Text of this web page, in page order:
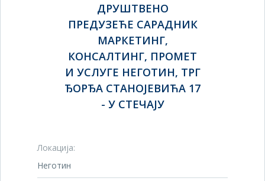
ДРУШТВЕНО
ПРЕДУЗЕЋЕ САРАДНИК
МАРКЕТИНГ,
КОНСАЛТИНГ, ПРОМЕТ
И УСЛУГЕ НЕГОТИН, ТРГ
ЂОРЂА СТАНОЈЕВИЋА 17
- У СТЕЧАЈУ
Локација:
Неготин